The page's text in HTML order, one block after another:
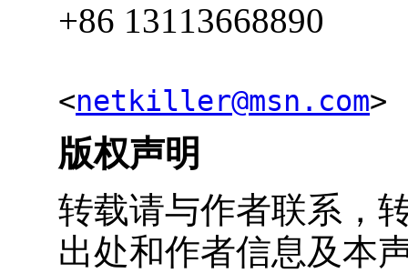
+86 13113668890
<netkiller@msn.com>
版权声明
转载请与作者联系，
出处和作者信息及本